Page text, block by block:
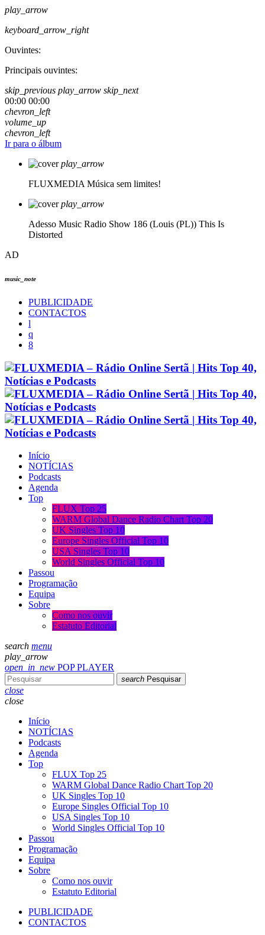
play_arrow
keyboard_arrow_right
Ouvintes:
Principais ouvintes:
skip_previous play_arrow skip_next
00:00 00:00
chevron_left
volume_up
chevron_left
Ir para o álbum
play_arrow
FLUXMEDIA Música sem limites!
play_arrow
Adesso Music Radio Show 186 (Louis (PL)) This Is
Distorted
AD
music_note
PUBLICIDADE
CONTACTOS
Início
NOTÍCIAS
Podcasts
Agenda
Top
FLUX Top 25
WARM Global Dance Radio Chart Top 20
UK Singles Top 10
Europe Singles Official Top 10
USA Singles Top 10
World Singles Official Top 10
Passou
Programação
Equipa
Sobre
Como nos ouvir
Estatuto Editorial
search menu
play_arrow
open_in_new POP PLAYER
search Pesquisar
close
close
Início
NOTÍCIAS
Podcasts
Agenda
Top
FLUX Top 25
WARM Global Dance Radio Chart Top 20
UK Singles Top 10
Europe Singles Official Top 10
USA Singles Top 10
World Singles Official Top 10
Passou
Programação
Equipa
Sobre
Como nos ouvir
Estatuto Editorial
PUBLICIDADE
CONTACTOS